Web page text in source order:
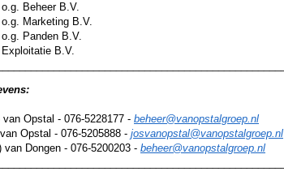
Beheer B.V.
Marketing B.V.
Panden B.V.
B.V.
van Opstal - 076-5228177 - beheer@vanopstalgroep.nl
Opstal - 076-5205888 - josvanopstal@vanopstalgroep.nl
van Dongen - 076-5200203 - beheer@vanopstalgroep.nl